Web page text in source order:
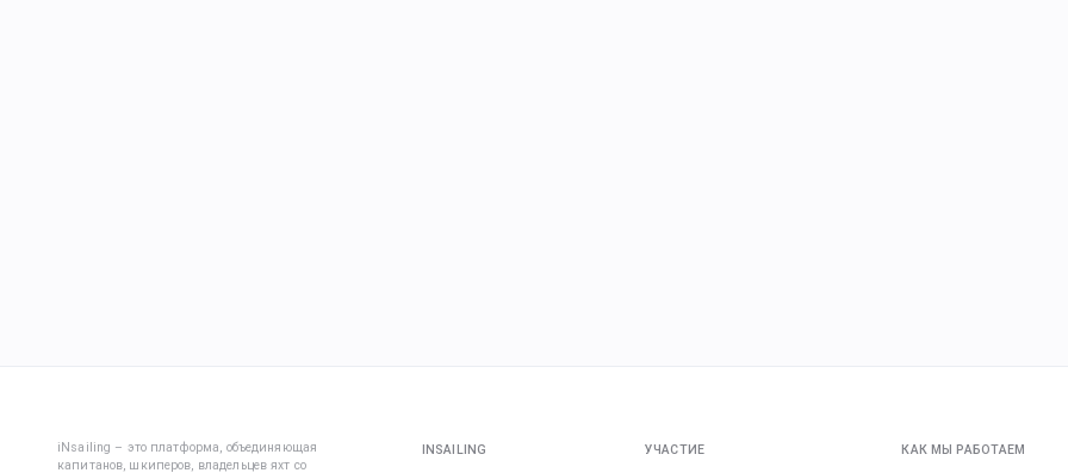
iNsailing – это платформа, объединяющая
капитанов, шкиперов, владельцев яхт со
INSAILING УЧАСТИЕ КАК МЫ РАБОТАЕМ